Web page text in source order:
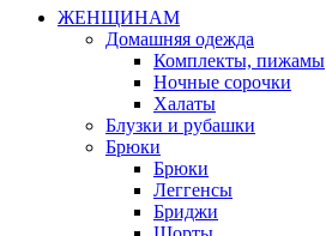
ЖЕНЩИНАМ
Домашняя одежда
Комплекты, пижамы
Ночные сорочки
Халаты
Блузки и рубашки
Брюки
Брюки
Леггенсы
Бриджи